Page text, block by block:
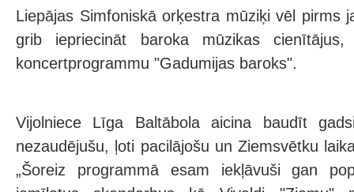
Liepājas Simfoniskā orķestra mūziķi vēl pirms
grib iepriecināt baroka mūzikas cienītājus,
koncertprogrammu "Gadumijas baroks".
Vijolniece Līga Baltābola aicina baudīt
nezaudējušu, ļoti pacilājošu un Ziemsvētku
„Šoreiz programmā esam iekļāvuši gan